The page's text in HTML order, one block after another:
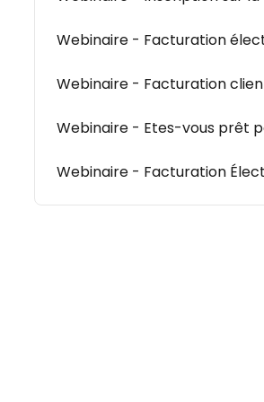
Webinaire - Facturation
Webinaire - Facturation
Webinaire - Etes-vous prêt
Webinaire - Facturation